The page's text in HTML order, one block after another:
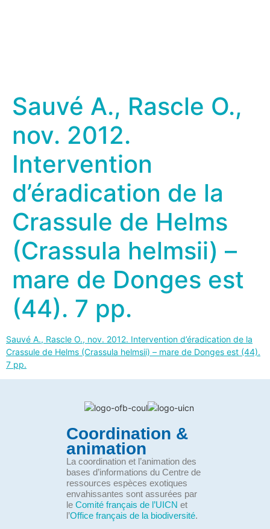
Sauvé A., Rascle O.,
nov. 2012.
Intervention
d’éradication de la
Crassule de Helms
(Crassula helmsii) –
mare de Donges est
(44). 7 pp.
Sauvé A., Rascle O., nov. 2012. Intervention d’éradication de la
Crassule de Helms (Crassula helmsii) – mare de Donges est (44).
7 pp.
Coordination &
animation
La coordination et l’animation des
bases d’informations du Centre de
ressources espèces exotiques
envahissantes sont assurées par
le Comité français de l’UICN et
l’Office français de la biodiversité.